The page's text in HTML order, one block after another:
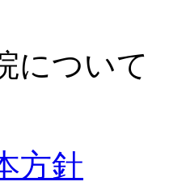
について
方針